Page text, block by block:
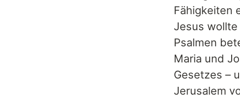
Fähigkeiten
Jesus
Psalmen
Maria und
Gesetzes –
Jerusalem